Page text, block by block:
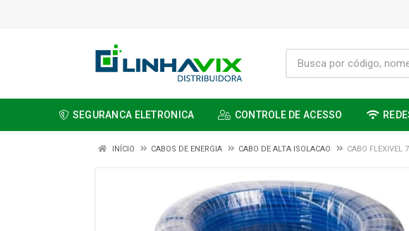
SEGURANCA ELETRONICA CONTROLE DE ACESSO
INÍCIO CABOS DE ENERGIA CABO DE ALTA ISOLACAO CABO FLEXIVEL